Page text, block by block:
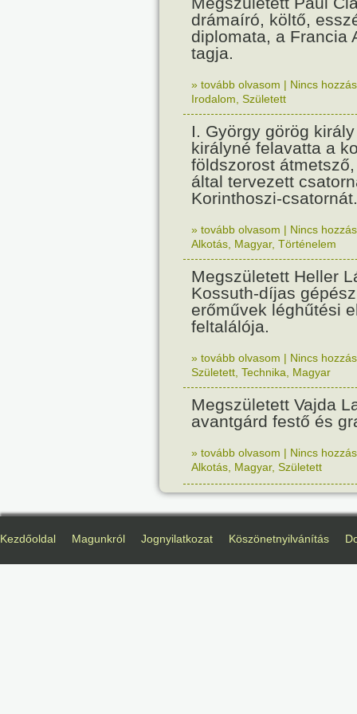
drámaíró, költő,
diplomata, a Francia
tagja.
» tovább olvasom | Nincs
Irodalom Született
I. György görög
királyné felavatta a
földszorost
által tervezett
Korinthoszi-csatornát.
» tovább olvasom | Nincs
Alkotás Magyar, Történelem
Megszületett Heller
Kossuth-díjas
erőművek léghűtési
feltalálója.
» tovább olvasom | Nincs
Született Technika Magyar
Megszületett Vajda
avantgárd festő és
» tovább olvasom | Nincs
Alkotás Magyar, Született
Kezdőoldal Magunkról Jognyilatkozat Köszönetnyilvánítás